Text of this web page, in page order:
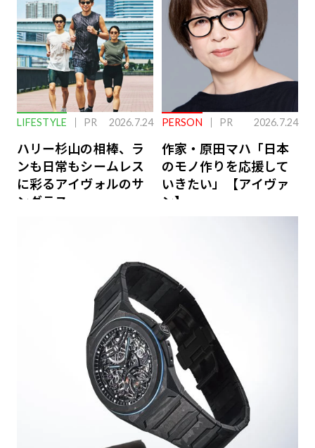
LIFESTYLE PR 2026.7.24
ハリー杉山の相棒、ラ
ンも日常もシームレス
に彩るアイヴォルのサ
ングラス
PERSON PR 2026.7.24
作家・原田マハ「日本
のモノ作りを応援して
いきたい」【アイヴァ
ン】